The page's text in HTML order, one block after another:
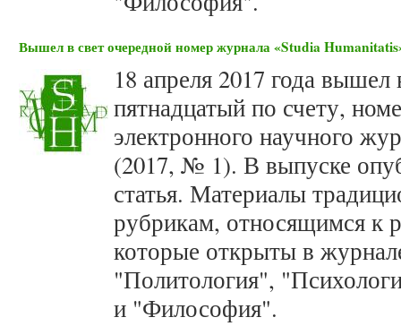
Вышел в свет очередной номер журнала «Studia
18 апреля 2017 года вышел
пятнадцатый по счету,
электронного научного
(2017, № 1). В выпуске
статья. Материалы
рубрикам, относящимся к
которые открыты в
"Политология",
и "Философия".